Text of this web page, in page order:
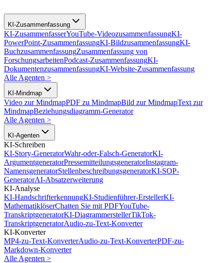
KI-Zusammenfassung
KI-ZusammenfasserYouTube-VideozusammenfassungKI-
PowerPoint-ZusammenfassungKI-BildzusammenfassungKI-
BuchzusammenfassungZusammenfassung von
ForschungsarbeitenPodcast-ZusammenfassungKI-
DokumentenzusammenfassungKI-Website-Zusammenfassung
Alle Agenten >
KI-Mindmap
Video zur MindmapPDF zu MindmapBild zur MindmapText zur
MindmapBeziehungsdiagramm-Generator
Alle Agenten >
KI-Agenten
KI-Schreiben
KI-Story-GeneratorWahr-oder-Falsch-GeneratorKI-
ArgumentgeneratorPressemitteilungsgeneratorInstagram-
NamensgeneratorStellenbeschreibungsgeneratorKI-SOP-
GeneratorAI-Absatzerweiterung
KI-Analyse
KI-HandschrifterkennungKI-Studienführer-ErstellerKI-
MathematiklöserChatten Sie mit PDFYouTube-
TranskriptgeneratorKI-DiagrammerstellerTikTok-
TranskriptgeneratorAudio-zu-Text-Konverter
KI-Konverter
MP4-zu-Text-KonverterAudio-zu-Text-KonverterPDF-zu-
Markdown-Konverter
Alle Agenten >